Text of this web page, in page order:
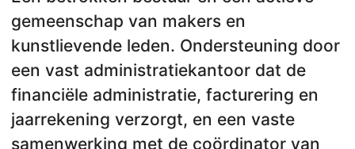
gemeenschap van makers en
kunstlievende leden. Ondersteuning door
een vast administratiekantoor dat de
financiële administratie, facturering en
jaarrekening verzorgt, en een vaste
samenwerking met de coördinator van